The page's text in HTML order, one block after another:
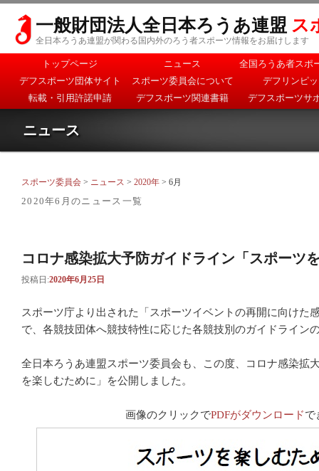
一般財団法人全日本ろうあ連盟 ス
全日本ろうあ連盟が関わる国内外のろう者スポーツ情報をお届けします
メインメニュー
メインコンテンツへ移
動
サブコンテンツへ移動
トップページ ニュース
全国ろうあ者スポ
デフスポーツ団体サイト
スポーツ委員会について
デフリンピ
転載・引用許諾申請
デフスポーツ関連書籍 デフスポーツサ
ニュース
スポーツ委員会 > ニュース > 2020年 > 6月
2020年6月のニュース一覧
コロナ感染拡大予防ガイドライン「スポーツ
投稿日:2020年6月25日
スポーツ庁より出された「スポーツイベントの再開に向けた
で、各競技団体へ競技特性に応じた各競技別のガイドライン
全日本ろうあ連盟スポーツ委員会も、この度、コロナ感染拡
を楽しむために」を公開しました。
画像のクリックでPDFがダウンロードで